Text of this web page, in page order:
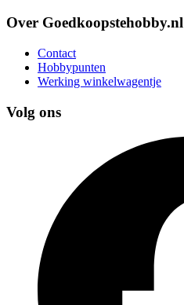
Over Goedkoopstehobby.nl
Contact
Hobbypunten
Werking winkelwagentje
Volg ons